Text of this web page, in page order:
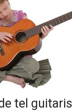
tel